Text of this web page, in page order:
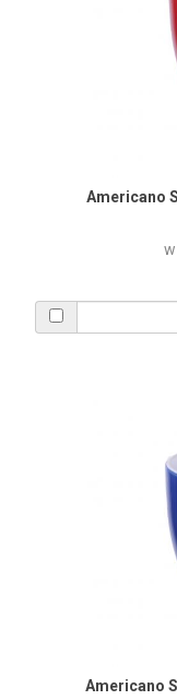
Americano
Americano